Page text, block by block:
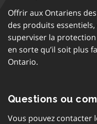
Offrir aux Ontariens
des produits
superviser la
en sorte qu’il soit plus
Ontario.
Questions ou
Vous pouvez contacter